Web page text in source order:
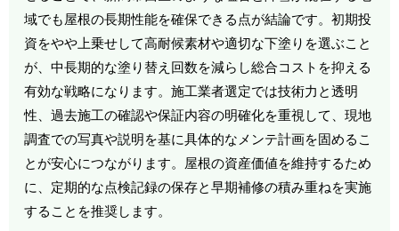
域でも屋根の長期性能を確保できる点が結論です。初期投
資をやや上乗せして高耐候素材や適切な下塗りを選ぶこと
が、中長期的な塗り替え回数を減らし総合コストを抑える
有効な戦略になります。施工業者選定では技術力と透明
性、過去施工の確認や保証内容の明確化を重視して、現地
調査での写真や説明を基に具体的なメンテ計画を固めるこ
とが安心につながります。屋根の資産価値を維持するため
に、定期的な点検記録の保存と早期補修の積み重ねを実施
することを推奨します。